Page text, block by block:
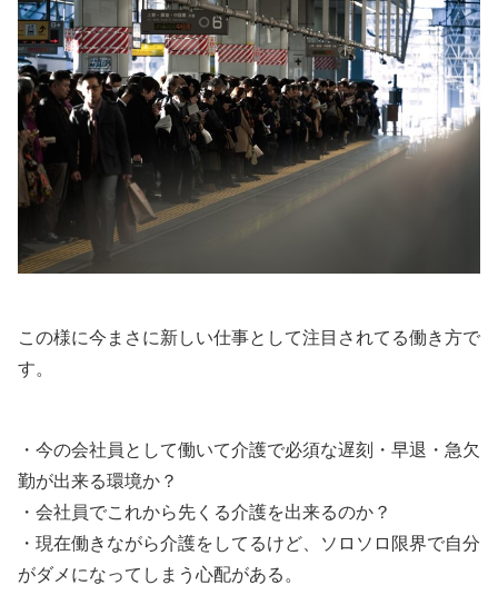
この様に今まさに新しい仕事として注目されてる働き方で
す。
・今の会社員として働いて介護で必須な遅刻・早退・急欠
勤が出来る環境か？
・会社員でこれから先くる介護を出来るのか？
・現在働きながら介護をしてるけど、ソロソロ限界で自分
がダメになってしまう心配がある。